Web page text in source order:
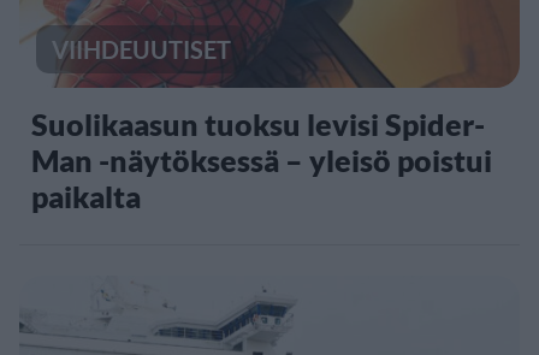
VIIHDEUUTISET
Suolikaasun tuoksu levisi Spider-
Man -näytöksessä – yleisö poistui
paikalta